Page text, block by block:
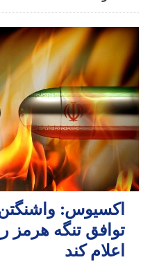
اکسیوس:
توافق تنگه هرمز
اعلام کند